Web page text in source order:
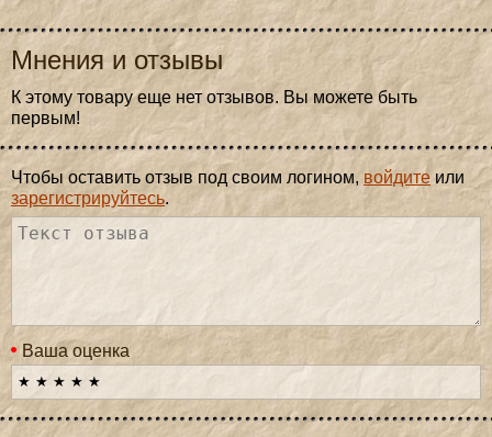
Мнения и отзывы
К этому товару еще нет отзывов. Вы можете быть
первым!
Чтобы оставить отзыв под своим логином, войдите или
зарегистрируйтесь.
Ваша оценка